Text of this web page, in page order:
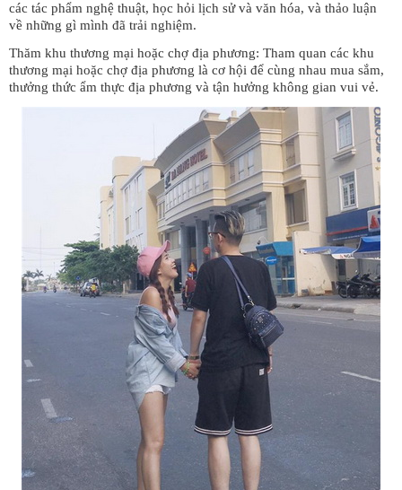
các tác phẩm nghệ thuật, học hỏi lịch sử và văn hóa, và thảo luận
về những gì mình đã trải nghiệm.
Thăm khu thương mại hoặc chợ địa phương: Tham quan các khu
thương mại hoặc chợ địa phương là cơ hội để cùng nhau mua sắm,
thưởng thức ẩm thực địa phương và tận hưởng không gian vui vẻ.